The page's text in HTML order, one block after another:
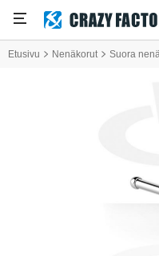
Etusivu Nenäkorut Suora